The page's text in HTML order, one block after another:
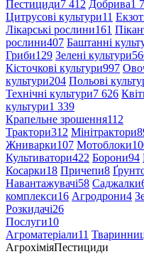
Пестициди7 412 Добрива1
Цитрусові культури11
Лікарські рослини161
рослини407 Баштанні
Гриби129 Зелені культури
Кісточкові культури997
культури204 Польові
Технічні культури7 626
культури1 339
Крапельне зрошення112
Трактори312 Мінітрактори
Жниварки107 Мотоблоки
Культиватори422 Борони94
Косарки18 Причепи8
Навантажувачі58 Саджалки
комплекси16 Агродрони4
Розкидачі26
Послуги10
Агроматеріали11
АгрохіміяПестициди